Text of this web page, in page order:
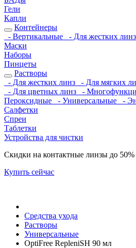
Гели
Капли
Контейнеры
- Вертикальные
- Для жестких линз
Маски
Наборы
Пинцеты
Растворы
- Для жестких линз
- Для мягких
- Для цветных линз
-
Пероксидные
- Универсальные
-
Салфетки
Спреи
Таблетки
Устройства для чистки
Скидки на контактные линзы до 50%
Купить сейчас
Средства ухода
Растворы
Универсальные
OptiFree RepleniSH 90 мл